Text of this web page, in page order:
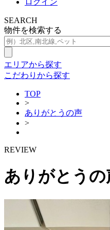
SEARCH
物件を検索する
エリアから探す
こだわりから探す
TOP
>
ありがとうの声
>
REVIEW
ありがとうの